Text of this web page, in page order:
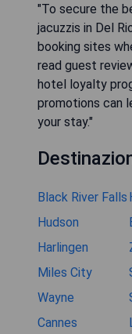
"To secure the
jacuzzis in Del
booking sites
read guest
hotel loyalty
promotions can
your stay."
Black River Falls
Hudson
Harlingen
Miles City
Wayne
Cannes